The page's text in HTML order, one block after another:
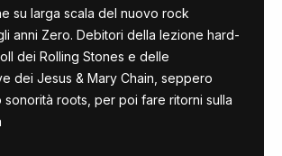
su larga scala del nuovo rock
anni Zero. Debitori della lezione hard-
dei Rolling Stones e delle
dei Jesus & Mary Chain, seppero
roots, per poi fare ritorni sulla